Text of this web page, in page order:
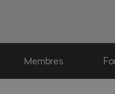
Membres